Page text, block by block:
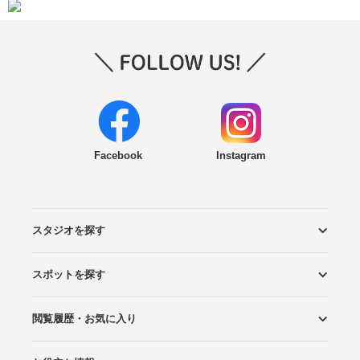
Facebook Instagram
スタジオを探す
エリアから探す
こだわりから探す
NEW PHOTO STYLE
プランから探す
フォトタイプ診断
フォトグラファーから探す
国内リゾートから探す
スポットを探す
ロケーションから探す
スタジオから探す
閲覧履歴・お気に入り